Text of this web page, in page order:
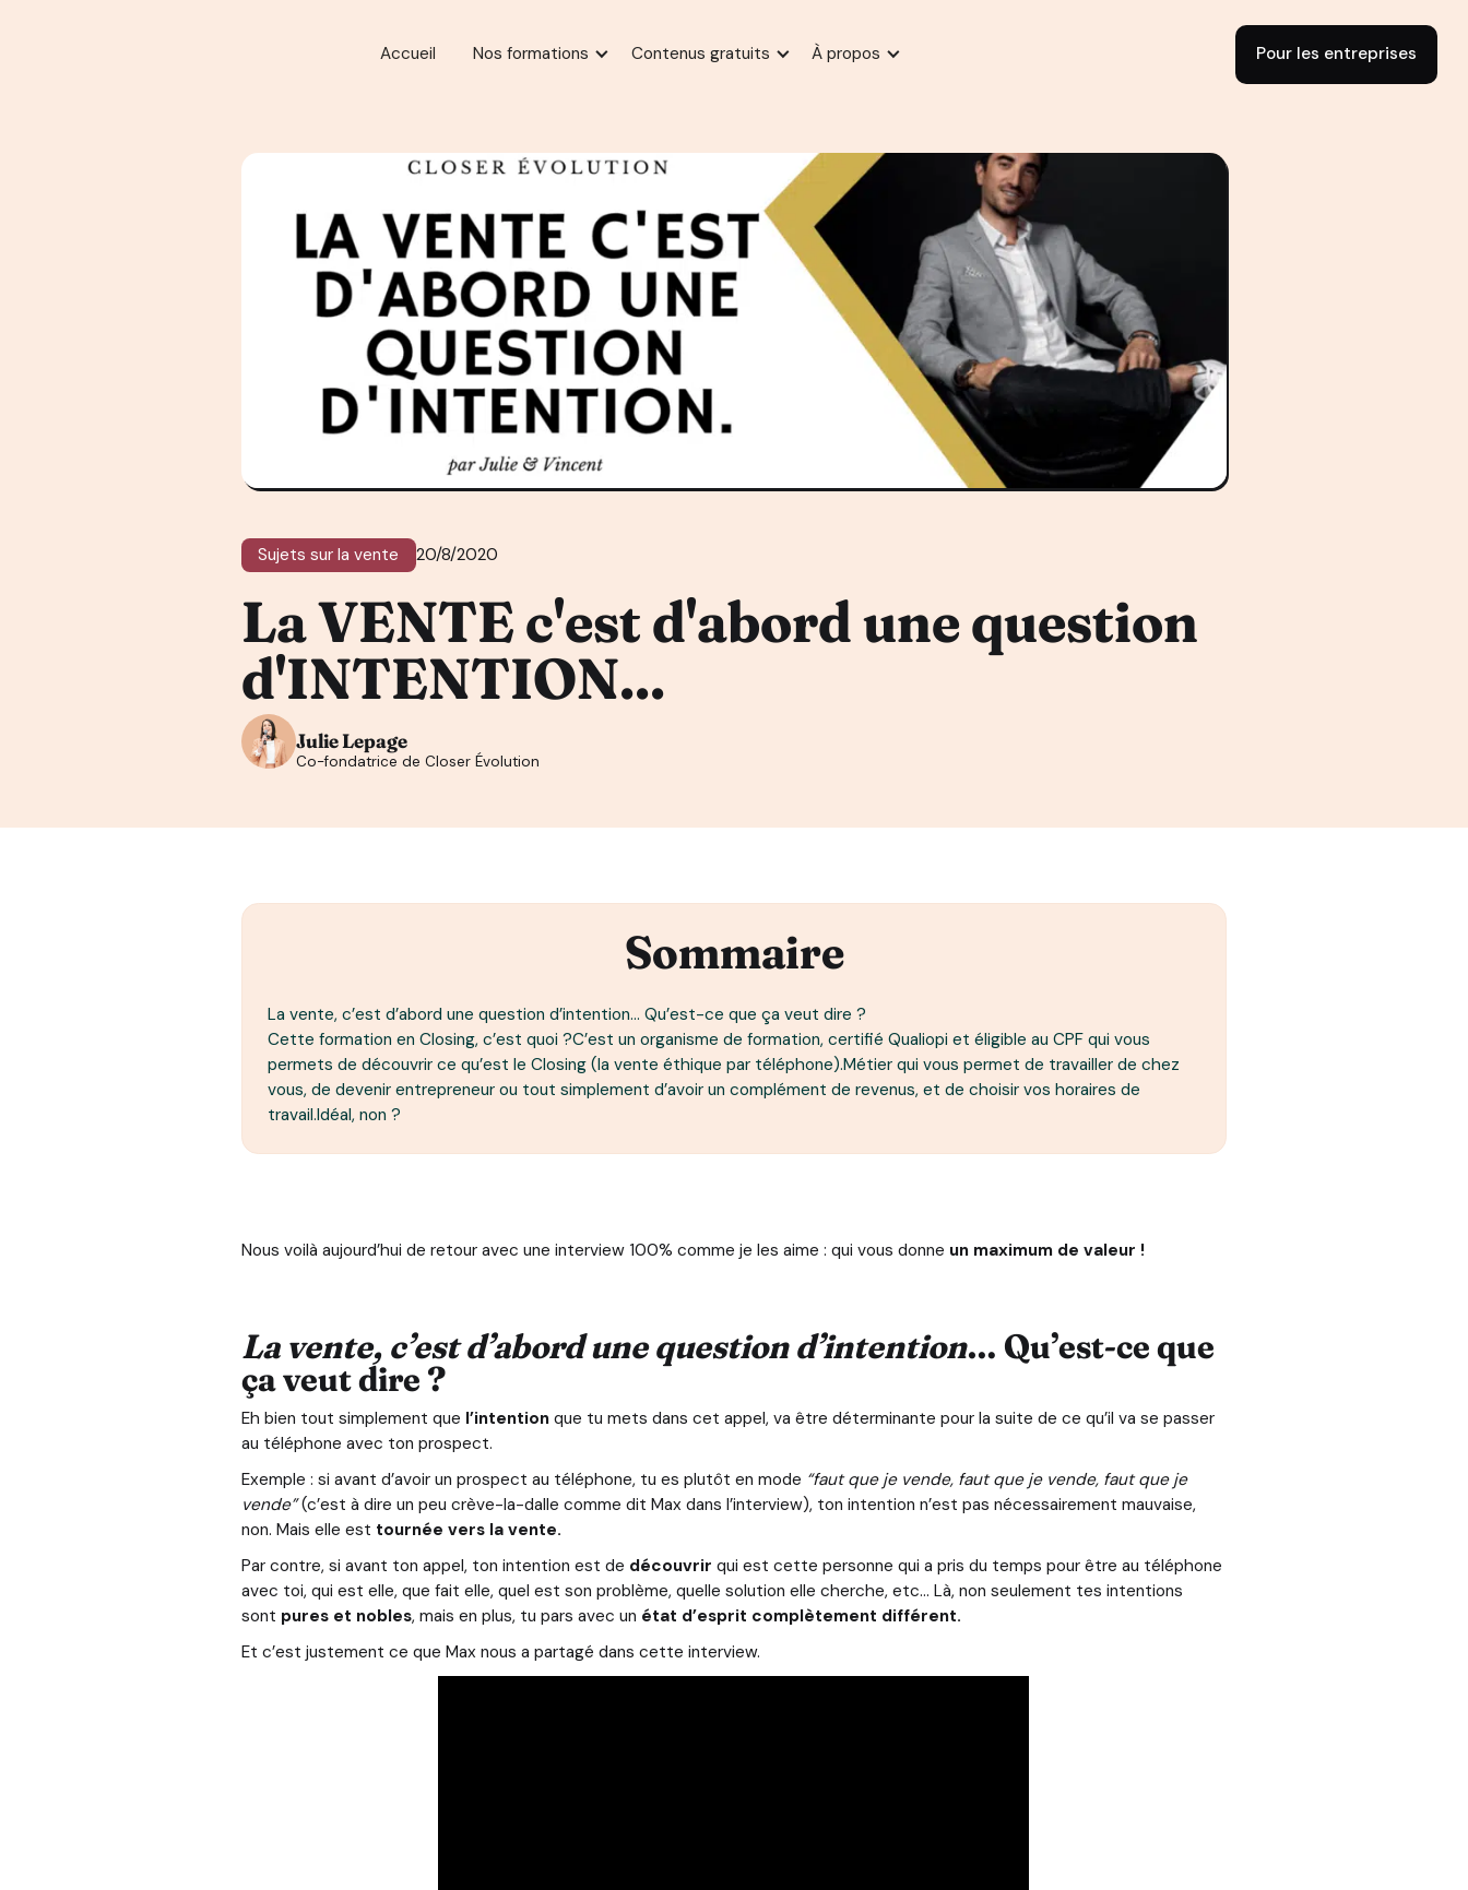
Accueil Nos formations Contenus gratuits À propos Pour les entreprises
Sujets sur la vente 20/8/2020
La VENTE c'est d'abord une question
d'INTENTION...
Julie Lepage
Co-fondatrice de Closer Évolution
Sommaire
La vente, c’est d’abord une question d’intention… Qu’est-ce que ça veut dire ?
Cette formation en Closing, c’est quoi ?C’est un organisme de formation, certifié Qualiopi et éligible au CPF qui vous
permets de découvrir ce qu’est le Closing (la vente éthique par téléphone).Métier qui vous permet de travailler de chez
vous, de devenir entrepreneur ou tout simplement d’avoir un complément de revenus, et de choisir vos horaires de
travail.Idéal, non ?
Nous voilà aujourd’hui de retour avec une interview 100% comme je les aime : qui vous donne un maximum de valeur !
La vente, c’est d’abord une question d’intention… Qu’est-ce que
ça veut dire ?
Eh bien tout simplement que l’intentionque tu mets dans cet appel, va être déterminante pour la suite de ce qu’il va se passer
au téléphone avec ton prospect.
Exemple : si avant d’avoir un prospect au téléphone, tu es plutôt en mode “faut que je vende, faut que je vende, faut que je
vende”(c’est à dire un peu crève-la-dalle comme dit Max dans l’interview), ton intention n’est pas nécessairement mauvaise,
non. Mais elle est tournée vers la vente.
Par contre, si avant ton appel, ton intention est de découvrir qui est cette personne qui a pris du temps pour être au téléphone
avec toi, qui est elle, que fait elle, quel est son problème, quelle solution elle cherche, etc… Là, non seulement tes intentions
sont pures et nobles, mais en plus, tu pars avec un état d’esprit complètement différent.
Et c’est justement ce que Max nous a partagé dans cette interview.